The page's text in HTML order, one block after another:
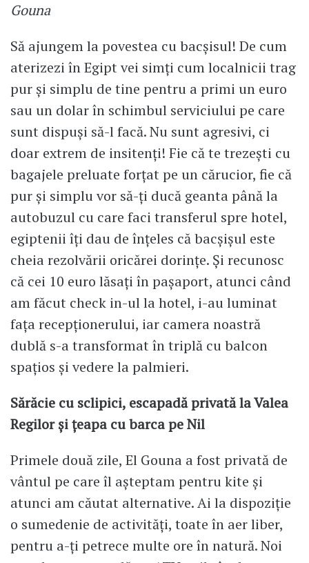
Gouna
Să ajungem la povestea cu bacșisul! De cum
aterizezi în Egipt vei simți cum localnicii trag
pur și simplu de tine pentru a primi un euro
sau un dolar în schimbul serviciului pe care
sunt dispuși să-l facă. Nu sunt agresivi, ci
doar extrem de insitenți! Fie că te trezești cu
bagajele preluate forțat pe un cărucior, fie că
pur și simplu vor să-ți ducă geanta până la
autobuzul cu care faci transferul spre hotel,
egiptenii îți dau de înțeles că bacșișul este
cheia rezolvării oricărei dorințe. Și recunosc
că cei 10 euro lăsați în pașaport, atunci când
am făcut check in-ul la hotel, i-au luminat
fața recepționerului, iar camera noastră
dublă s-a transformat în triplă cu balcon
spațios și vedere la palmieri.
Sărăcie cu sclipici, escapadă privată la Valea
Regilor și țeapa cu barca pe Nil
Primele două zile, El Gouna a fost privată de
vântul pe care îl așteptam pentru kite și
atunci am căutat alternative. Ai la dispoziție
o sumedenie de activități, toate în aer liber,
pentru a-ți petrece multe ore în natură. Noi